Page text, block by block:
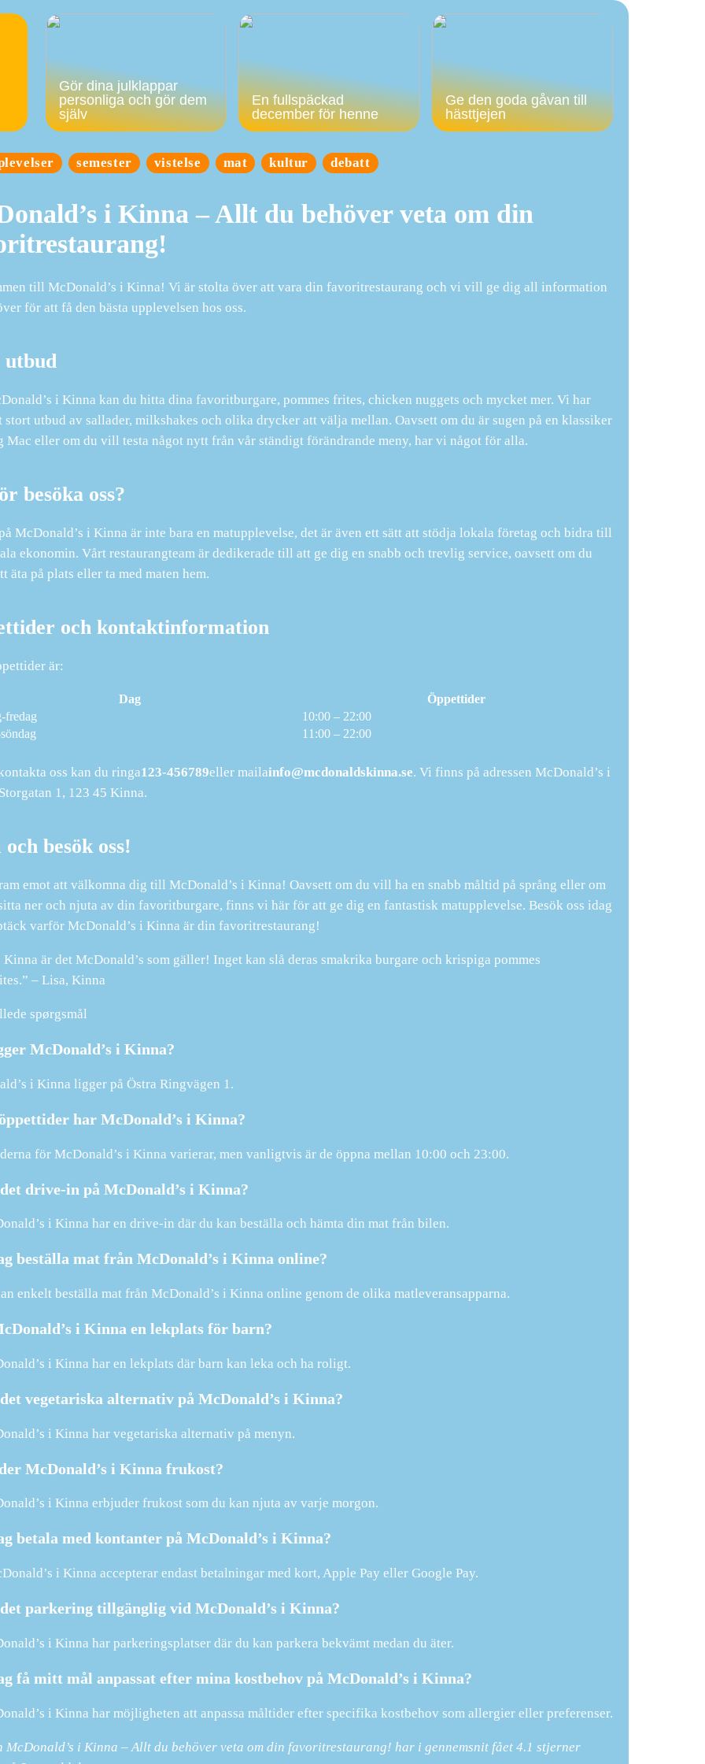
Gör dina julklappar
personliga och gör dem
själv
En fullspäckad
december för henne
Ge den goda gåvan till
hästtjejen
semester vistelse mat kultur debatt
i Kinna – Allt du behöver veta om din
till McDonald’s i Kinna! Vi är stolta över att vara din favoritrestaurang och vi vill ge dig all information
för att få den bästa upplevelsen hos oss.
i Kinna kan du hitta dina favoritburgare, pommes frites, chicken nuggets och mycket mer. Vi har
stort utbud av sallader, milkshakes och olika drycker att välja mellan. Oavsett om du är sugen på en klassiker
Mac eller om du vill testa något nytt från vår ständigt förändrande meny, har vi något för alla.
besöka oss?
McDonald’s i Kinna är inte bara en matupplevelse, det är även ett sätt att stödja lokala företag och bidra till
ekonomin. Vårt restaurangteam är dedikerade till att ge dig en snabb och trevlig service, oavsett om du
äta på plats eller ta med maten hem.
och kontaktinformation
är:
Dag
Öppettider
fredag
10:00 – 22:00
11:00 – 22:00
oss kan du ringa123-456789eller mailainfo@mcdonaldskinna.se. Vi finns på adressen McDonald’s i
1, 123 45 Kinna.
besök oss!
emot att välkomna dig till McDonald’s i Kinna! Oavsett om du vill ha en snabb måltid på språng eller om
ner och njuta av din favoritburgare, finns vi här för att ge dig en fantastisk matupplevelse. Besök oss idag
varför McDonald’s i Kinna är din favoritrestaurang!
Kinna är det McDonald’s som gäller! Inget kan slå deras smakrika burgare och krispiga pommes
– Lisa, Kinna
spørgsmål
McDonald’s i Kinna?
i Kinna ligger på Östra Ringvägen 1.
har McDonald’s i Kinna?
för McDonald’s i Kinna varierar, men vanligtvis är de öppna mellan 10:00 och 23:00.
drive-in på McDonald’s i Kinna?
i Kinna har en drive-in där du kan beställa och hämta din mat från bilen.
beställa mat från McDonald’s i Kinna online?
enkelt beställa mat från McDonald’s i Kinna online genom de olika matleveransapparna.
i Kinna en lekplats för barn?
i Kinna har en lekplats där barn kan leka och ha roligt.
vegetariska alternativ på McDonald’s i Kinna?
i Kinna har vegetariska alternativ på menyn.
McDonald’s i Kinna frukost?
i Kinna erbjuder frukost som du kan njuta av varje morgon.
betala med kontanter på McDonald’s i Kinna?
i Kinna accepterar endast betalningar med kort, Apple Pay eller Google Pay.
parkering tillgänglig vid McDonald’s i Kinna?
i Kinna har parkeringsplatser där du kan parkera bekvämt medan du äter.
få mitt mål anpassat efter mina kostbehov på McDonald’s i Kinna?
i Kinna har möjligheten att anpassa måltider efter specifika kostbehov som allergier eller preferenser.
McDonald’s i Kinna – Allt du behöver veta om din favoritrestaurang! har i gennemsnit fået 4.1 stjerner